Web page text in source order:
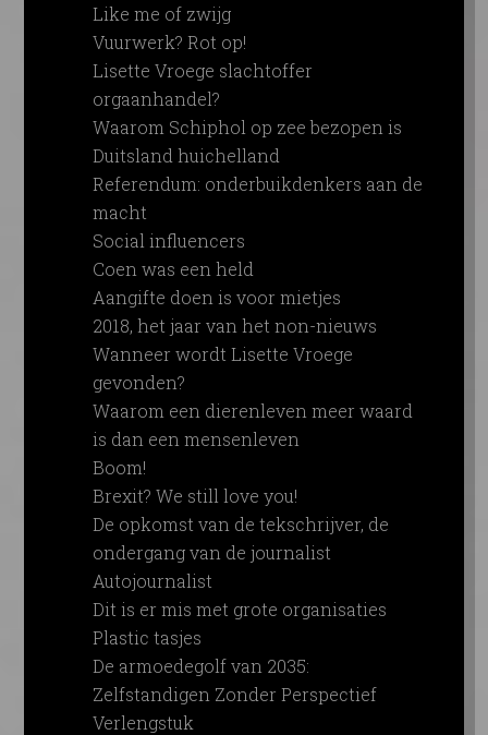
Like me of zwijg
Vuurwerk? Rot op!
Lisette Vroege slachtoffer
orgaanhandel?
Waarom Schiphol op zee bezopen is
Duitsland huichelland
Referendum: onderbuikdenkers aan de
macht
Social influencers
Coen was een held
Aangifte doen is voor mietjes
2018, het jaar van het non-nieuws
Wanneer wordt Lisette Vroege
gevonden?
Waarom een dierenleven meer waard
is dan een mensenleven
Boom!
Brexit? We still love you!
De opkomst van de tekschrijver, de
ondergang van de journalist
Autojournalist
Dit is er mis met grote organisaties
Plastic tasjes
De armoedegolf van 2035:
Zelfstandigen Zonder Perspectief
Verlengstuk